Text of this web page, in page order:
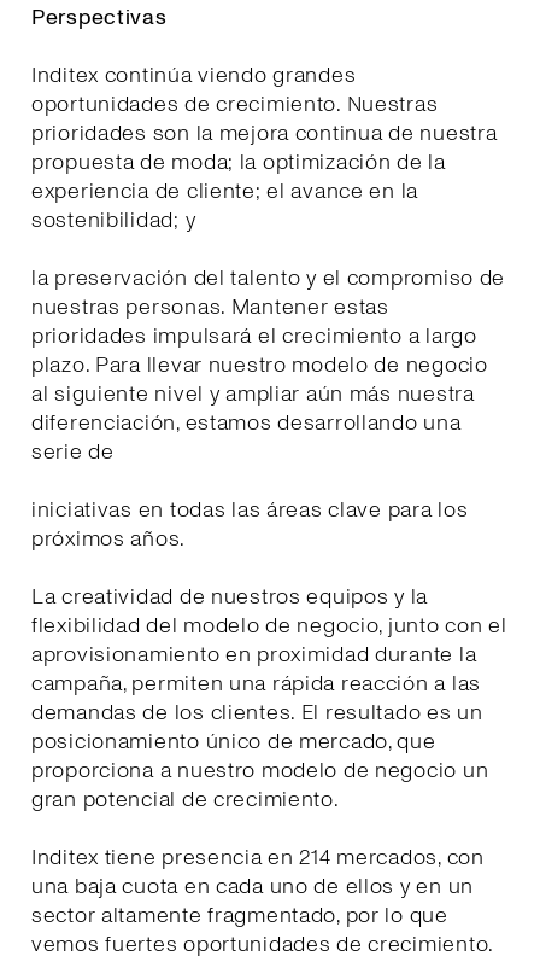
Perspectivas
Inditex continúa viendo grandes
oportunidades de crecimiento. Nuestras
prioridades son la mejora continua de nuestra
propuesta de moda; la optimización de la
experiencia de cliente; el avance en la
sostenibilidad; y
la preservación del talento y el compromiso de
nuestras personas. Mantener estas
prioridades impulsará el crecimiento a largo
plazo. Para llevar nuestro modelo de negocio
al siguiente nivel y ampliar aún más nuestra
diferenciación, estamos desarrollando una
serie de
iniciativas en todas las áreas clave para los
próximos años.
La creatividad de nuestros equipos y la
flexibilidad del modelo de negocio, junto con el
aprovisionamiento en proximidad durante la
campaña, permiten una rápida reacción a las
demandas de los clientes. El resultado es un
posicionamiento único de mercado, que
proporciona a nuestro modelo de negocio un
gran potencial de crecimiento.
Inditex tiene presencia en 214 mercados, con
una baja cuota en cada uno de ellos y en un
sector altamente fragmentado, por lo que
vemos fuertes oportunidades de crecimiento.